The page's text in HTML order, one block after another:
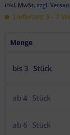
inkl. MwSt. zzgl.
Lieferzeit 3 - 7
Menge
bis 3 Stück
ab 4 Stück
ab 6 Stück